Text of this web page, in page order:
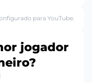
para YouTube.
jogador